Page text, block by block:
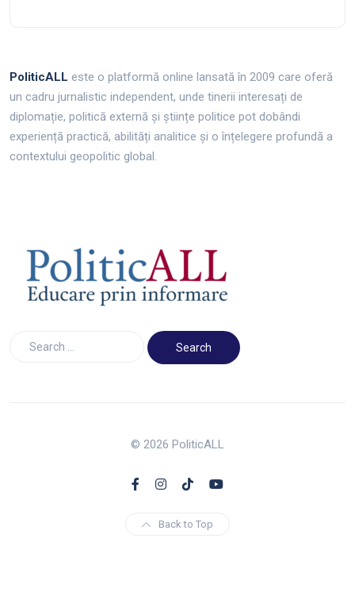
PoliticALL este o platformă online lansată în 2009 care oferă
un cadru jurnalistic independent, unde tinerii interesați de
diplomație, politică externă și științe politice pot dobândi
experiență practică, abilități analitice și o înțelegere profundă a
contextului geopolitic global.
© 2026 PoliticALL
Back to Top